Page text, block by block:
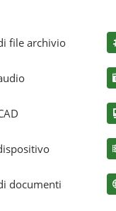
file archivio
documenti